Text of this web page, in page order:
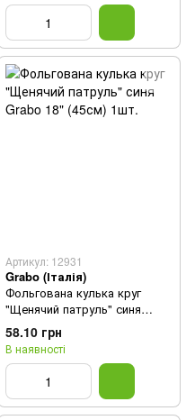
Артикул: 12931
Grabo (Італія)
Фольгована кулька круг
"Щенячий патруль" синя
Grabo 18" (45см) 1шт.
58.10 грн
В наявності